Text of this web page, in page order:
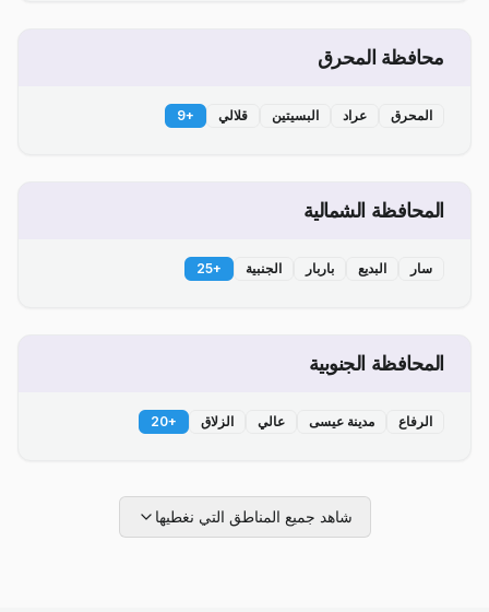
محافظة المحرق
المحرق عراد البسيتين قلالي +
9
المحافظة الشمالية
سار البديع باربار الجنبية +
25
المحافظة الجنوبية
الرفاع مدينة عيسى عالي الزلاق +
20
شاهد جميع المناطق التي نغطيها